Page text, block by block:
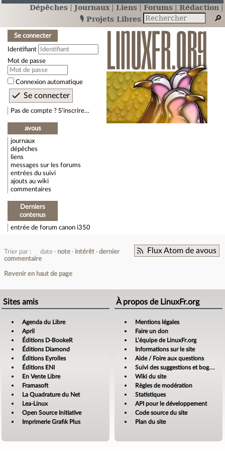
Dépêches Journaux Liens Forums
Rédaction
🎙️ Projets Libres
Se connecter
Identifiant
Mot de passe
Connexion automatique
Pas de compte ? S’inscrire…
avous
journaux
dépêches
liens
messages sur les forums
entrées du suivi
ajouts au wiki
commentaires
Derniers
contenus
entrée de forum canon i350
Flux Atom de avous
Trier par : date note intérêt
dernier
commentaire
Revenir en haut de page
Sites amis
Agenda du Libre
April
Éditions D-BookeR
Éditions Diamond
Éditions Eyrolles
Éditions ENI
En Vente Libre
Framasoft
La Quadrature du Net
Lea-Linux
Open Source Initiative
Imprimerie Grafik Plus
À propos de LinuxFr.org
Mentions légales
Faire un don
L’équipe de LinuxFr.org
Informations sur le site
Aide / Foire aux questions
Suivi des suggestions et bogues
Wiki du site
Règles de modération
Statistiques
API pour le développement
Code source du site
Plan du site